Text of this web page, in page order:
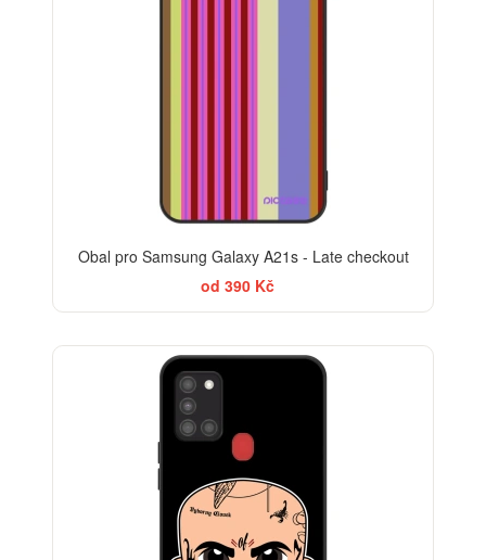
Obal pro Samsung Galaxy A21s - Late checkout
od 390 Kč